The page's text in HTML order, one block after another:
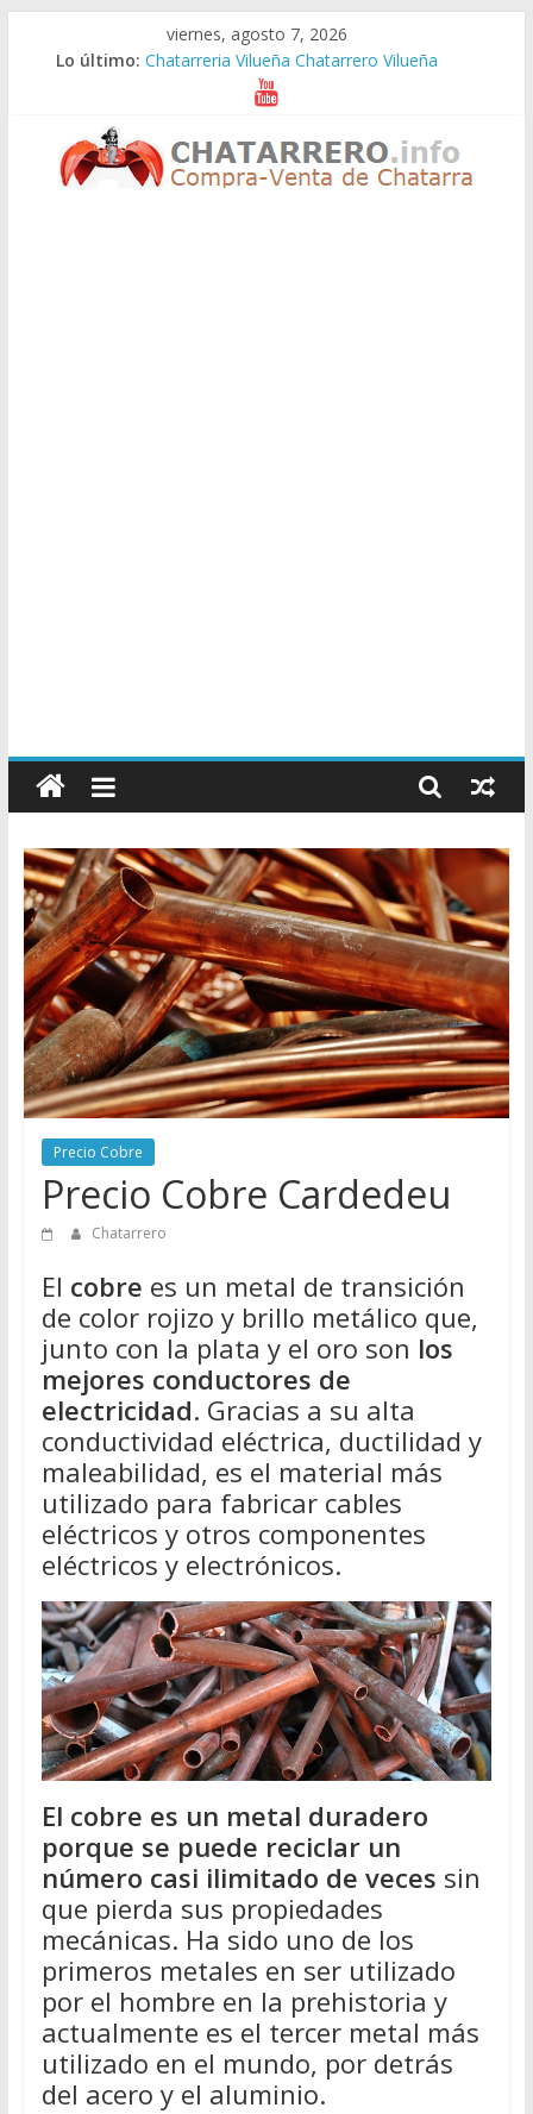
viernes, agosto 7, 2026
Lo último: Chatarreria Vilueña Chatarrero Vilueña
Chatarreria Zuera Chatarrero Zuera
Chatarreria Zaragoza Chatarrero Zaragoza
Chatarreria Zaida Chatarrero Zaida
Chatarreria Vistabella Chatarrero Vistabella
Chatarreros
–
Precio
de
Chatarra
Directorio
de
Chatarreros
para
vender
Chatarra
Precio Cobre
Precio Cobre Cardedeu
Chatarrero
El cobre es un metal de transición
de color rojizo y brillo metálico que,
junto con la plata y el oro son los
mejores conductores de
electricidad. Gracias a su alta
conductividad eléctrica, ductilidad y
maleabilidad, es el material más
utilizado para fabricar cables
eléctricos y otros componentes
eléctricos y electrónicos.
El cobre es un metal duradero
porque se puede reciclar un
número casi ilimitado de veces sin
que pierda sus propiedades
mecánicas. Ha sido uno de los
primeros metales en ser utilizado
por el hombre en la prehistoria y
actualmente es el tercer metal más
utilizado en el mundo, por detrás
del acero y el aluminio.